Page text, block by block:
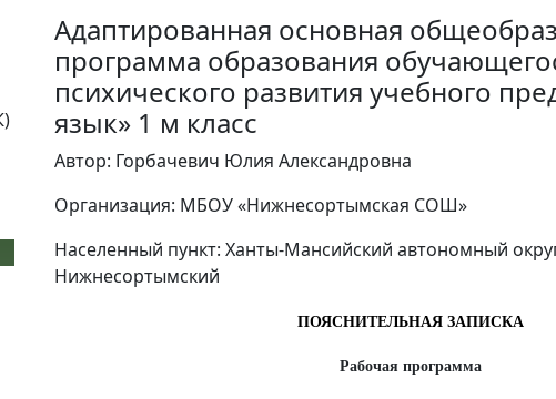
Адаптированная основная
программа образования
психического развития учебного
язык» 1 м класс
Автор: Горбачевич Юлия Александровна
Организация: МБОУ «Нижнесортымская СОШ»
Населенный пункт: Ханты-Мансийский автономный
Нижнесортымский
ПОЯСНИТЕЛЬНАЯ ЗАПИСКА
Рабочая программа